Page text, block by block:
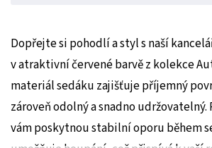
Dopřejte si pohodlí a styl s naší
v atraktivní červené barvě z kolekce
materiál sedáku zajišťuje příjemný
zároveň odolný a snadno
vám poskytnou stabilní oporu během